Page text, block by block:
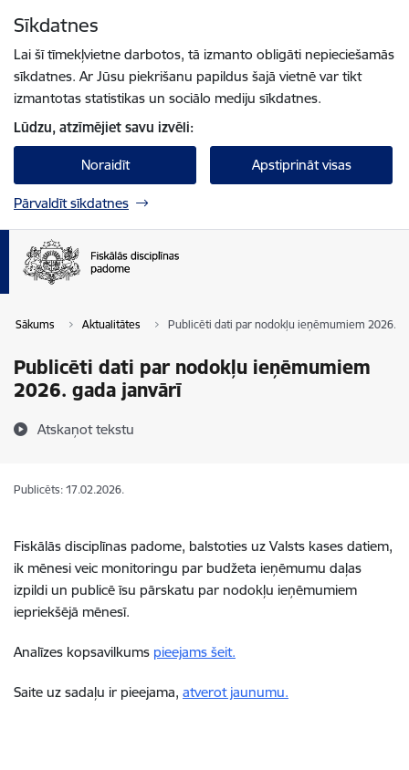
Sīkdatnes
Lai šī tīmekļvietne darbotos, tā izmanto obligāti nepieciešamās
sīkdatnes. Ar Jūsu piekrišanu papildus šajā vietnē var tikt
izmantotas statistikas un sociālo mediju sīkdatnes.
Lūdzu, atzīmējiet savu izvēli:
Noraidīt Apstiprināt visas
Pārvaldīt sīkdatnes
Sākums Aktualitātes Publicēti dati par nodokļu ieņēmumiem 2026.
Publicēti dati par nodokļu ieņēmumiem
2026. gada janvārī
Atskaņot tekstu
Publicēts: 17.02.2026.
Fiskālās disciplīnas padome, balstoties uz Valsts kases datiem,
ik mēnesi veic monitoringu par budžeta ieņēmumu daļas
izpildi un publicē īsu pārskatu par nodokļu ieņēmumiem
iepriekšējā mēnesī.
Analīzes kopsavilkums pieejams šeit.
Saite uz sadaļu ir pieejama, atverot jaunumu.